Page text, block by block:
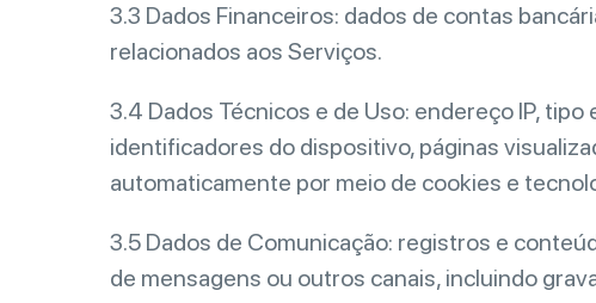
3.3 Dados Financeiros: dados de contas
relacionados aos Serviços.
3.4 Dados Técnicos e de Uso: endereço IP,
identificadores do dispositivo, páginas
automaticamente por meio de cookies e
3.5 Dados de Comunicação: registros e
de mensagens ou outros canais, incluindo